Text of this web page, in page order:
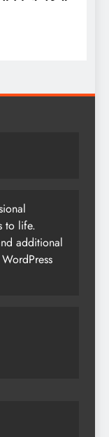
to life.
additional